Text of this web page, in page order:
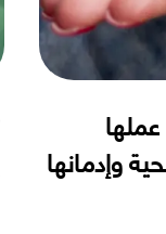
وإدمانها